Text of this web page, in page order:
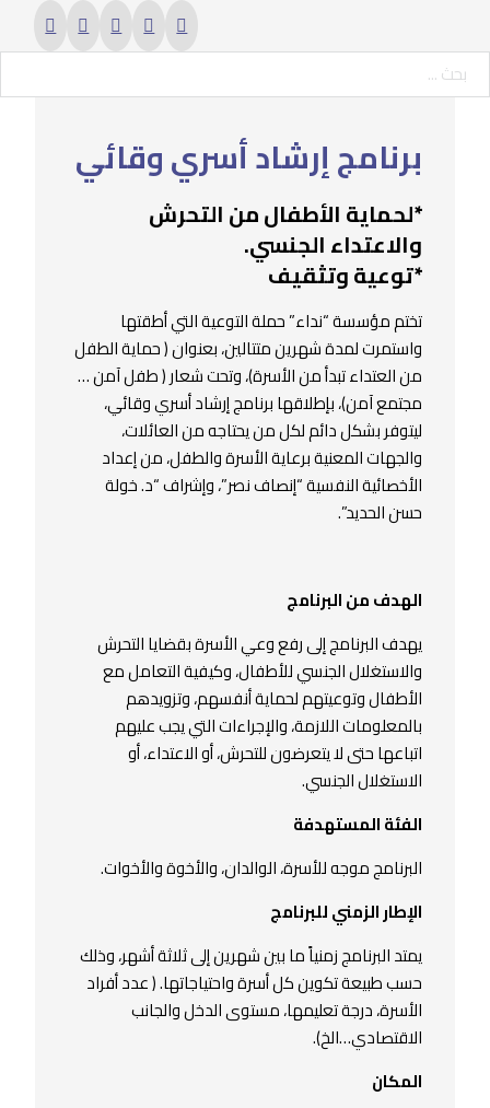
بحث ...
برنامج إرشاد أسري وقائي
*لحماية الأطفال من التحرش
والاعتداء الجنسي.
*توعية وتثقيف
تختم مؤسسة “نداء” حملة التوعية التي أطقتها
واستمرت لمدة شهرين متتالين، بعنوان ( حماية الطفل
من العتداء تبدأ من الأسرة)، وتحت شعار ( طفل آمن …
مجتمع آمن)، بإطلاقها برنامج إرشاد أسري وقائي،
ليتوفر بشكل دائم لكل من يحتاجه من العائلات،
والجهات المعنية برعاية الأسرة والطفل، من إعداد
الأخصائية النفسية “إنصاف نصر”، وإشراف “د. خولة
حسن الحديد”.
الهدف من البرنامج
يهدف البرنامج إلى رفع وعي الأسرة بقضايا التحرش
والاستغلال الجنسي للأطفال، وكيفية التعامل مع
الأطفال وتوعيتهم لحماية أنفسهم، وتزويدهم
بالمعلومات اللازمة، والإجراءات التي يجب عليهم
اتباعها حتى لا يتعرضون للتحرش، أو الاعتداء، أو
الاستغلال الجنسي.
الفئة المستهدفة
البرنامج موجه للأسرة، الوالدان، والأخوة والأخوات.
الإطار الزمني للبرنامج
يمتد البرنامج زمنياً ما بين شهرين إلى ثلاثة أشهر، وذلك
حسب طبيعة تكوين كل أسرة واحتياجاتها. ( عدد أفراد
الأسرة، درجة تعليمها، مستوى الدخل والجانب
الاقتصادي…الخ).
المكان